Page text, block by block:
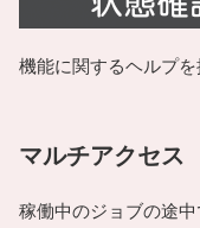
機能に関するヘルプを
マルチアクセス
稼働中のジョブの途